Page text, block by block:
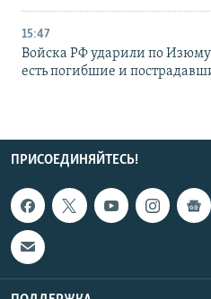
15:47
Войска РФ ударили по Изюму
есть погибшие и
ПРИСОЕДИНЯЙТЕСЬ!